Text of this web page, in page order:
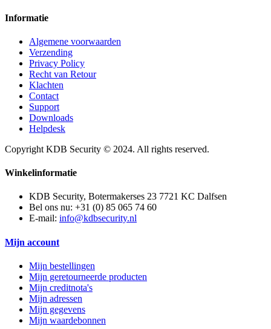
Informatie
Algemene voorwaarden
Verzending
Privacy Policy
Recht van Retour
Klachten
Contact
Support
Downloads
Helpdesk
Copyright KDB Security © 2024. All rights reserved.
Winkelinformatie
KDB Security, Botermakerses 23 7721 KC Dalfsen
Bel ons nu: +31 (0) 85 065 74 60
E-mail: info@kdbsecurity.nl
Mijn account
Mijn bestellingen
Mijn geretourneerde producten
Mijn creditnota's
Mijn adressen
Mijn gegevens
Mijn waardebonnen